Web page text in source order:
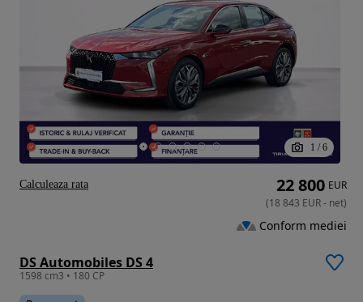
1 / 6
DS Automobiles DS 4
1598 cm3 • 180 CP
22 800 EUR
(18 843 EUR- net)
Conform mediei
Calculeaza rata